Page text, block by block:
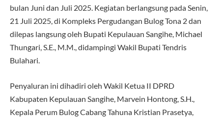
bulan Juni dan Juli 2025. Kegiatan berlangsung pada Senin,
21 Juli 2025, di Kompleks Pergudangan Bulog Tona 2 dan
dilepas langsung oleh Bupati Kepulauan Sangihe, Michael
Thungari, S.E., M.M., didampingi Wakil Bupati Tendris
Bulahari.
Penyaluran ini dihadiri oleh Wakil Ketua II DPRD
Kabupaten Kepulauan Sangihe, Marvein Hontong, S.H.,
Kepala Perum Bulog Cabang Tahuna Kristian Prasetya,